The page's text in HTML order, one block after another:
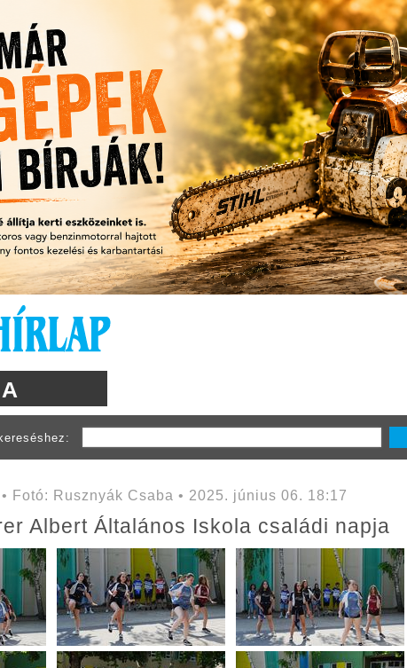
Fotó: Rusznyák Csaba • 2025. június 06. 18:17
Albert Általános Iskola családi napja